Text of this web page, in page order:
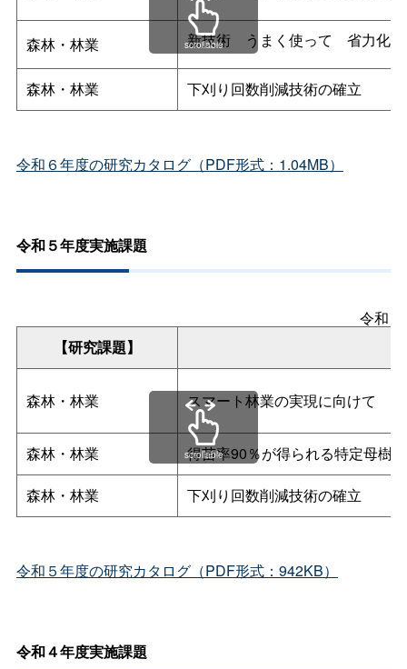
森林・林業 新技術 うまく使って 省力化
森林・林業 下刈り回数削減技術の確立
scrollable
令和６年度の研究カタログ（PDF形式：1.04MB）
令和５年度実施課題
令和
【研究課題】
森林・林業 スマート林業の実現に向けて
森林・林業
得苗率90％が得られる特定母樹
森林・林業
下刈り回数削減技術の確立
scrollable
令和５年度の研究カタログ（PDF形式：942KB）
令和４年度実施課題